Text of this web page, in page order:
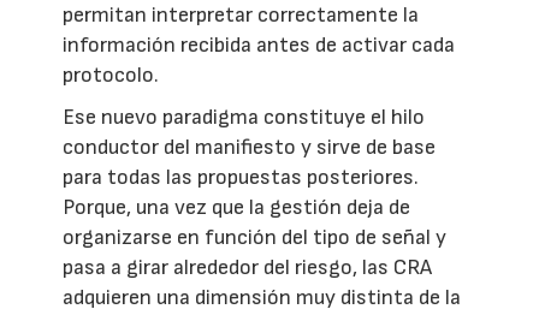
permitan interpretar correctamente la
información recibida antes de activar cada
protocolo.
Ese nuevo paradigma constituye el hilo
conductor del manifiesto y sirve de base
para todas las propuestas posteriores.
Porque, una vez que la gestión deja de
organizarse en función del tipo de señal y
pasa a girar alrededor del riesgo, las CRA
adquieren una dimensión muy distinta de la